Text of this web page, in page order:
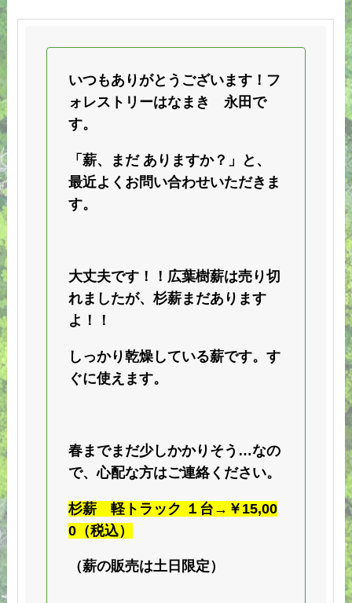
いつもありがとうございます！フ
ォレストリーはなまき 永田で
す。
「薪、まだ ありますか？」と、
最近よくお問い合わせいただきま
す。
大丈夫です！！広葉樹薪は売り切
れましたが、杉薪まだあります
よ！！
しっかり乾燥している薪です。す
ぐに使えます。
春までまだ少しかかりそう…なの
で、心配な方はご連絡ください。
杉薪 軽トラック １台→￥15,00
0（税込）
（薪の販売は土日限定）